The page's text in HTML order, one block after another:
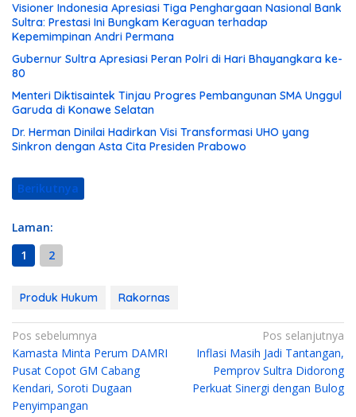
Visioner Indonesia Apresiasi Tiga Penghargaan Nasional Bank
Sultra: Prestasi Ini Bungkam Keraguan terhadap
Kepemimpinan Andri Permana
Gubernur Sultra Apresiasi Peran Polri di Hari Bhayangkara ke-
80
Menteri Diktisaintek Tinjau Progres Pembangunan SMA Unggul
Garuda di Konawe Selatan
Dr. Herman Dinilai Hadirkan Visi Transformasi UHO yang
Sinkron dengan Asta Cita Presiden Prabowo
Berikutnya
Laman:
1
2
Produk Hukum Rakornas
N
a
v
i
Pos sebelumnya
Kamasta Minta Perum DAMRI
Pusat Copot GM Cabang
Kendari, Soroti Dugaan
Penyimpangan
Pos selanjutnya
Inflasi Masih Jadi Tantangan,
Pemprov Sultra Didorong
Perkuat Sinergi dengan Bulog